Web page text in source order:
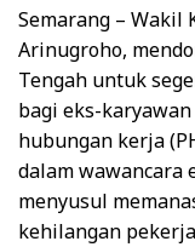
Semarang – Wakil
Arinugroho,
Tengah untuk
bagi eks-
hubungan kerja
dalam wawancara
menyusul
kehilangan